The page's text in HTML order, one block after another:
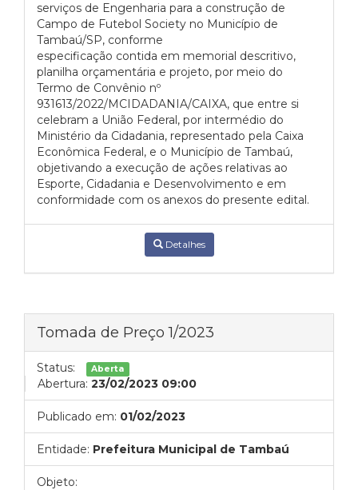
serviços de Engenharia para a construção de
Campo de Futebol Society no Município de
Tambaú/SP, conforme
especificação contida em memorial descritivo,
planilha orçamentária e projeto, por meio do
Termo de Convênio nº
931613/2022/MCIDADANIA/CAIXA, que entre si
celebram a União Federal, por intermédio do
Ministério da Cidadania, representado pela Caixa
Econômica Federal, e o Município de Tambaú,
objetivando a execução de ações relativas ao
Esporte, Cidadania e Desenvolvimento e em
conformidade com os anexos do presente edital.
Detalhes
Tomada de Preço 1/2023
Status: Aberta
Abertura: 23/02/2023 09:00
Publicado em: 01/02/2023
Entidade: Prefeitura Municipal de Tambaú
Objeto: